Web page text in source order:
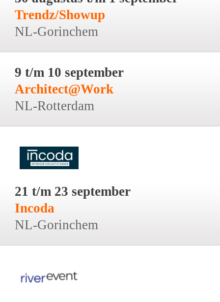
Trendz/Showup
NL-Gorinchem
9 t/m 10 september
Architect@Work
NL-Rotterdam
21 t/m 23 september
Incoda
NL-Gorinchem